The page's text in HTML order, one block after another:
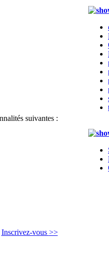
suivantes :
Inscrivez-vous >>